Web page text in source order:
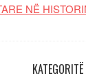
NË
KATEGORITË